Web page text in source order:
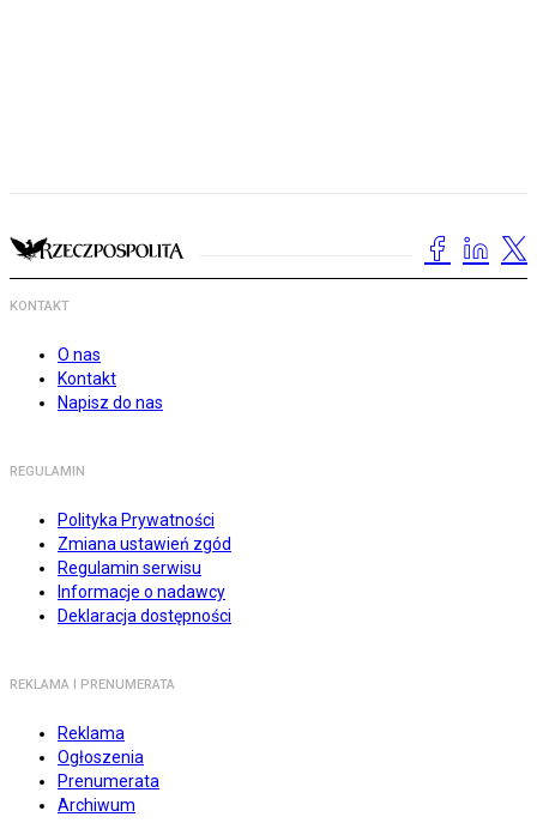
KONTAKT
O nas
Kontakt
Napisz do nas
REGULAMIN
Polityka Prywatności
Zmiana ustawień zgód
Regulamin serwisu
Informacje o nadawcy
Deklaracja dostępności
REKLAMA I PRENUMERATA
Reklama
Ogłoszenia
Prenumerata
Archiwum